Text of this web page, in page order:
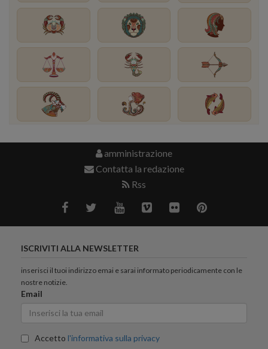
amministrazione
Contatta la redazione
Rss
ISCRIVITI ALLA NEWSLETTER
inserisci il tuoi indirizzo emai e sarai informato periodicamente con le
nostre notizie.
Email
Accetto l'informativa sulla privacy